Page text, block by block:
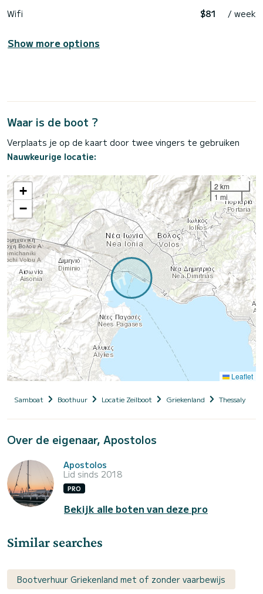
Wifi $81 / week
Show more options
Waar is de boot ?
Verplaats je op de kaart door twee vingers te gebruiken
Nauwkeurige locatie:
+
−
2 km
1 mi
Leaflet
Samboat Boothuur Locatie Zeilboot Griekenland Thessaly
Over de eigenaar, Apostolos
Apostolos
Lid sinds 2018
PRO
Bekijk alle boten van deze pro
Similar searches
Bootverhuur Griekenland met of zonder vaarbewijs